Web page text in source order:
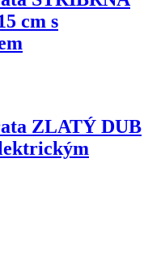
cm s
ZLATÝ DUB